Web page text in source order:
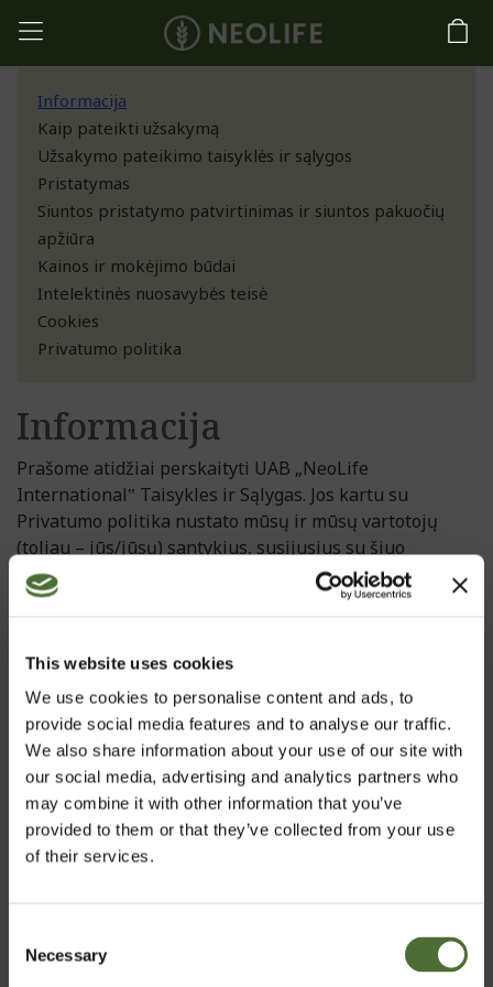
This website uses cookies
We use cookies to personalise content and ads, to
provide social media features and to analyse our traffic.
We also share information about your use of our site with
our social media, advertising and analytics partners who
may combine it with other information that you’ve
provided to them or that they’ve collected from your use
of their services.
Selection
Necessary
Informacija
Kaip pateikti užsakymą
Užsakymo pateikimo taisyklės ir sąlygos
Pristatymas
Siuntos pristatymo patvirtinimas ir siuntos pakuočių
apžiūra
Kainos ir mokėjimo būdai
Intelektinės nuosavybės teisė
Cookies
Privatumo politika
Informacija
Prašome atidžiai perskaityti UAB „NeoLife
International‟ Taisykles ir Sąlygas. Jos kartu su
Privatumo politika nustato mūsų ir mūsų vartotojų
(toliau – jūs/jūsų) santykius, susijusius su šiuo
tinklalapiu. Jei turite klausimų apie šias taisykles ar
nesutinkate su jomis, prieš pradedant naudotis šiuo
aptarnavimas@lt.neolife.com
Kai kuriais atvejais mes galime keisti mūsų Taisykles ir
Sąlygas, todėl prašome reguliariai tikrinti naujausią jų
redakciją. Prisijungdami ir naudodamiesi šiuo
tinklalapiu jūs sutinkate su šiomis Taisyklėmis ir
Sąlygomis. Jei nesutinkate, prašome nebesinaudoti
šiuo tinklalapiu. Jei bet kurią šių Taisyklių ir Sąlygų
dalį oficialios valdžios institucijos pripažįsta
kitų dalių galiojimui ar juridinei galiai.